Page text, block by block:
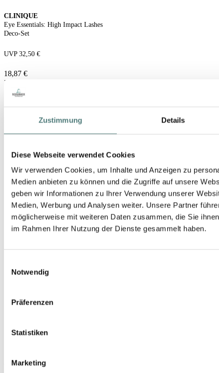
Zustimmung Details
Diese Webseite verwendet Cookies
Wir verwenden Cookies, um Inhalte und Anzeigen zu
Medien anbieten zu können und die Zugriffe auf unsere
geben wir Informationen zu Ihrer Verwendung unserer
Medien, Werbung und Analysen weiter. Unsere Partner
möglicherweise mit weiteren Daten zusammen, die Sie
im Rahmen Ihrer Nutzung der Dienste gesammelt haben.
Notwendig
Präferenzen
Statistiken
Marketing
CLINIQUE
Eye Essentials: High Impact Lashes
Deco-Set
UVP 32,50 €
18,87 €
3 Artikel im Set (6,29 € / 1 Artikel im Set)
CLINIQUE